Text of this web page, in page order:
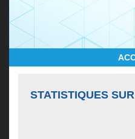
STATISTIQUES